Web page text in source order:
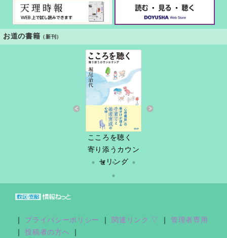
お道の書籍 （新刊）
こころを聴く
寄り添うカウン
セリング
プライバシーポリシー 関連リンク ▽
管理者専用
｜投稿者の方へ